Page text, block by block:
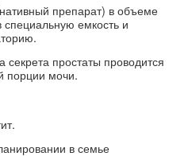
препарат) в объеме
емкость и
секрета простаты проводится
порции мочи.
в семье